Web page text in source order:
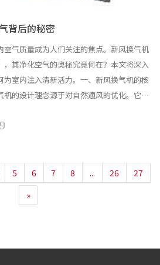
背后的秘密
空气质量成为人们关注的焦点。新风换气机
其净化空气的奥秘究竟何在？本文将深入
室内注入清新活力。一、新风换气机的核
机的设计理念源于对自然通风的优化。它通
了传统开窗通风的弊端，如灰尘涌入或外
5 6 7 8 ... 26
27
»